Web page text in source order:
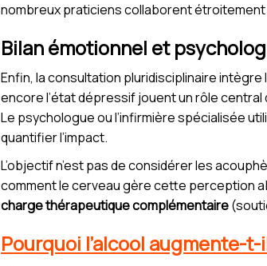
nombreux praticiens collaborent
Bilan émotionnel et
Enfin, la consultation pluridisciplinaire
encore l’état dépressif jouent un rôle
Le psychologue ou l’infirmière spécialisée
quantifier l’impact.
L’objectif n’est pas de considérer les
comment le cerveau gère cette perception
charge thérapeutique complémentaire
Pourquoi l’alcool augmente-